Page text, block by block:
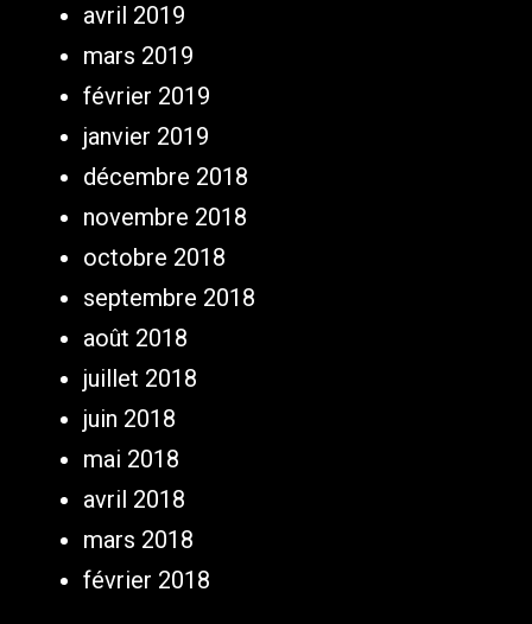
avril 2019
mars 2019
février 2019
janvier 2019
décembre 2018
novembre 2018
octobre 2018
septembre 2018
août 2018
juillet 2018
juin 2018
mai 2018
avril 2018
mars 2018
février 2018